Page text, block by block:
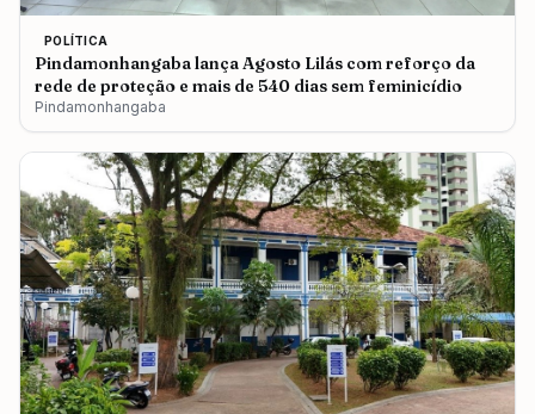
POLÍTICA
Pindamonhangaba lança Agosto Lilás com reforço da
rede de proteção e mais de 540 dias sem feminicídio
Pindamonhangaba